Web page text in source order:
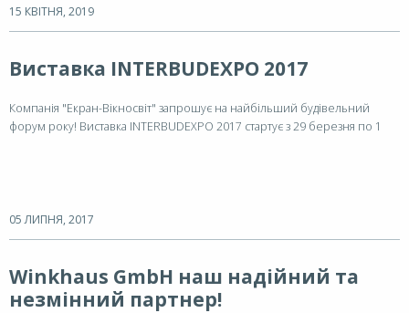
15 КВІТНЯ, 2019
Виставка INTERBUDEXPO 2017
Компанія "Екран-Вікносвіт" запрошує на найбільший будівельний
форум року! Виставка INTERBUDEXPO 2017 стартує з 29 березня по 1
05 ЛИПНЯ, 2017
Winkhaus GmbH наш надійний та
незмінний партнер!